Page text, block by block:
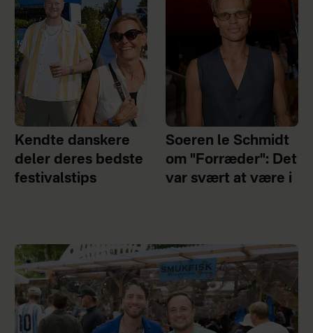
Kendte danskere
deler deres bedste
festivalstips
Soeren le Schmidt
om "Forræder": Det
var svært at være i